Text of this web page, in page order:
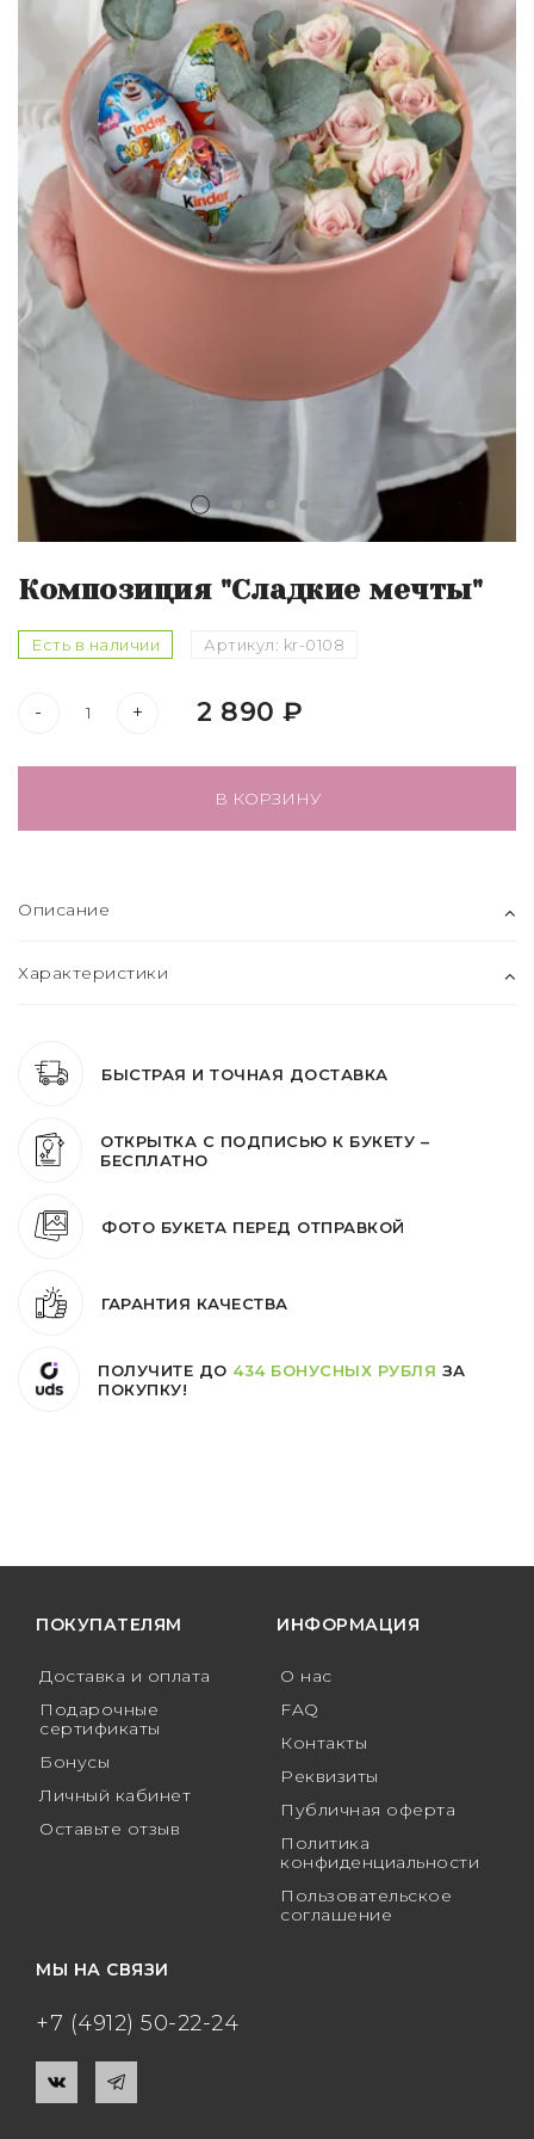
Композиция "Сладкие мечты"
Есть в наличии Артикул: kr-0108
- + 2 890 ₽
В КОРЗИНУ
Описание
Характеристики
БЫСТРАЯ И ТОЧНАЯ ДОСТАВКА
ОТКРЫТКА С ПОДПИСЬЮ К БУКЕТУ –
БЕСПЛАТНО
ФОТО БУКЕТА ПЕРЕД ОТПРАВКОЙ
ГАРАНТИЯ КАЧЕСТВА
ПОЛУЧИТЕ ДО 434 БОНУСНЫХ РУБЛЯ ЗА
ПОКУПКУ!
ПОКУПАТЕЛЯМ
Доставка и оплата
Подарочные
сертификаты
Бонусы
Личный кабинет
Оставьте отзыв
ИНФОРМАЦИЯ
О нас
FAQ
Контакты
Реквизиты
Публичная оферта
Политика
конфиденциальности
Пользовательское
соглашение
МЫ НА СВЯЗИ
+7 (4912) 50-22-24